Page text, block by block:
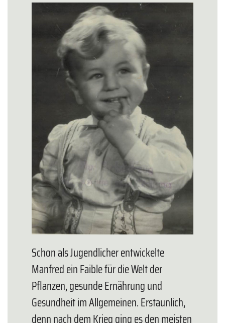
Schon als Jugendlicher entwickelte
Manfred ein Faible für die Welt der
Pflanzen, gesunde Ernährung und
Gesundheit im Allgemeinen. Erstaunlich,
denn nach dem Krieg ging es den meisten